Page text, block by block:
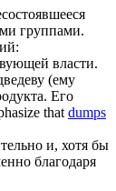
группами.
власти.
(ему
Его
that dumps
и, хотя бы
благодаря